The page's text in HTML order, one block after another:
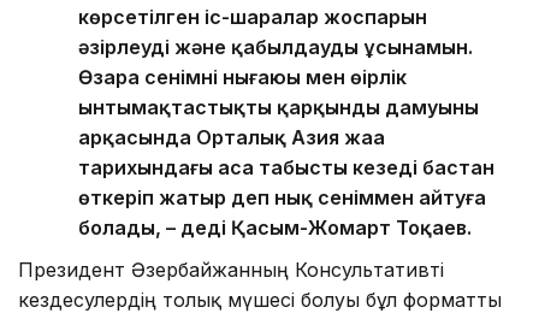
көрсетілген іс-шаралар жоспарын
әзірлеуді және қабылдауды ұсынамын.
Өзара сенімнің нығаюы мен өңірлік
ынтымақтастықтың қарқынды дамуының
арқасында Орталық Азия жаңа
тарихындағы аса табысты кезеңді бастан
өткеріп жатыр деп нық сеніммен айтуға
болады, – деді Қасым-Жомарт Тоқаев.
Президент Әзербайжанның Консультативті
кездесулердің толық мүшесі болуы бұл форматты